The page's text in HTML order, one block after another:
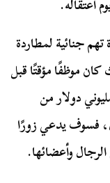
اعتقاله.
بعدة تهم جنائية لمطاردة
موظفًا مؤقتًا قبل
دولار من
فسوف يدعي زورًا
وأعضائها.